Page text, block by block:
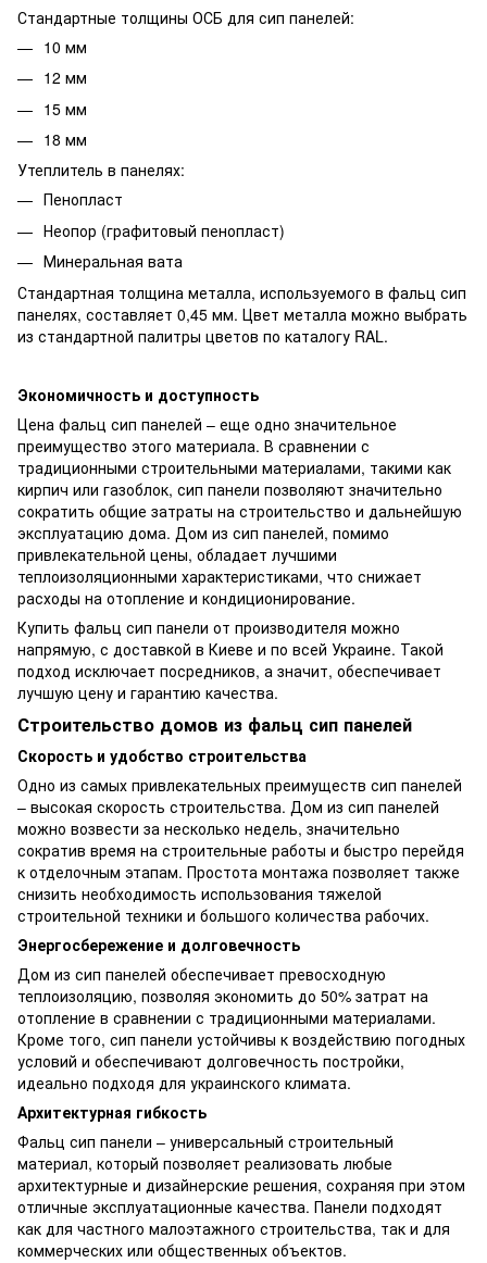
Стандартные толщины ОСБ для сип панелей:
10 мм
12 мм
15 мм
18 мм
Утеплитель в панелях:
Пенопласт
Неопор (графитовый пенопласт)
Минеральная вата
Стандартная толщина металла, используемого в фальц сип
панелях, составляет 0,45 мм. Цвет металла можно выбрать
из стандартной палитры цветов по каталогу RAL.
Экономичность и доступность
Цена фальц сип панелей – еще одно значительное
преимущество этого материала. В сравнении с
традиционными строительными материалами, такими как
кирпич или газоблок, сип панели позволяют значительно
сократить общие затраты на строительство и дальнейшую
эксплуатацию дома. Дом из сип панелей, помимо
привлекательной цены, обладает лучшими
теплоизоляционными характеристиками, что снижает
расходы на отопление и кондиционирование.
Купить фальц сип панели от производителя можно
напрямую, с доставкой в Киеве и по всей Украине. Такой
подход исключает посредников, а значит, обеспечивает
лучшую цену и гарантию качества.
Строительство домов из фальц сип панелей
Скорость и удобство строительства
Одно из самых привлекательных преимуществ сип панелей
– высокая скорость строительства. Дом из сип панелей
можно возвести за несколько недель, значительно
сократив время на строительные работы и быстро перейдя
к отделочным этапам. Простота монтажа позволяет также
снизить необходимость использования тяжелой
строительной техники и большого количества рабочих.
Энергосбережение и долговечность
Дом из сип панелей обеспечивает превосходную
теплоизоляцию, позволяя экономить до 50% затрат на
отопление в сравнении с традиционными материалами.
Кроме того, сип панели устойчивы к воздействию погодных
условий и обеспечивают долговечность постройки,
идеально подходя для украинского климата.
Архитектурная гибкость
Фальц сип панели – универсальный строительный
материал, который позволяет реализовать любые
архитектурные и дизайнерские решения, сохраняя при этом
отличные эксплуатационные качества. Панели подходят
как для частного малоэтажного строительства, так и для
коммерческих или общественных объектов.